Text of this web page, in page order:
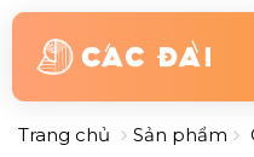
Trang chủ Sản phẩm